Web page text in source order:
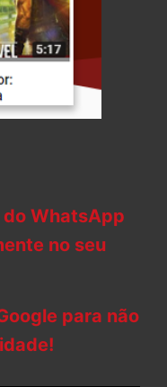
do WhatsApp
no seu
para não